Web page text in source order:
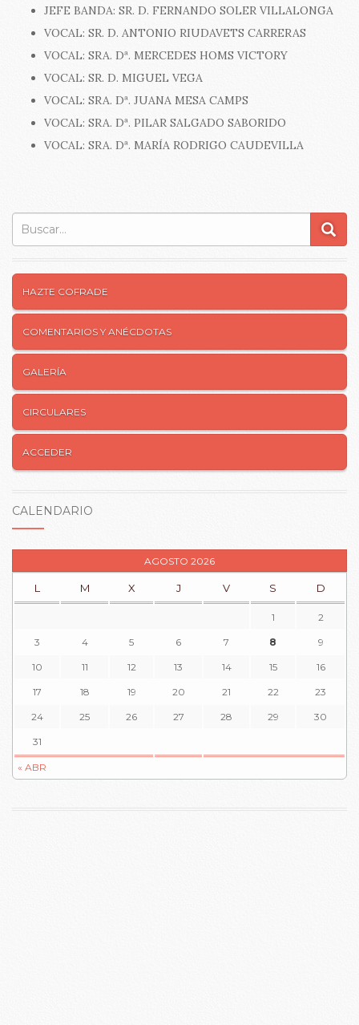
JEFE BANDA: SR. D. FERNANDO SOLER VILLALONGA
VOCAL: SR. D. ANTONIO RIUDAVETS CARRERAS
VOCAL: SRA. Dª. MERCEDES HOMS VICTORY
VOCAL: SR. D. MIGUEL VEGA
VOCAL: SRA. Dª. JUANA MESA CAMPS
VOCAL: SRA. Dª. PILAR SALGADO SABORIDO
VOCAL: SRA. Dª. MARÍA RODRIGO CAUDEVILLA
Buscar:
HAZTE COFRADE
COMENTARIOS Y ANÉCDOTAS
GALERÍA
CIRCULARES
ACCEDER
CALENDARIO
AGOSTO 2026
L M X J V S D
« ABR
1 2
3 4 5 6 7 8 9
10 11 12 13 14 15 16
17 18 19 20 21 22 23
24 25 26 27 28 29 30
31